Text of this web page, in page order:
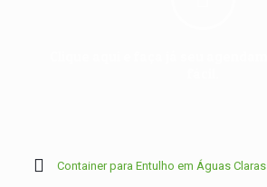
Container para Entulho em Águas Claras